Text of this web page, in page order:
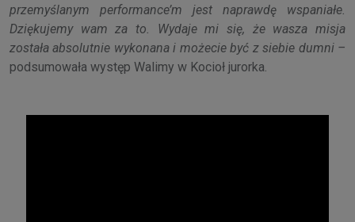
przemyślanym performance’m jest naprawdę wspaniałe.
Dziękujemy wam za to. Wydaje mi się, że wasza misja
została absolutnie wykonana i możecie być z siebie dumni –
podsumowała występ Walimy w Kocioł jurorka.